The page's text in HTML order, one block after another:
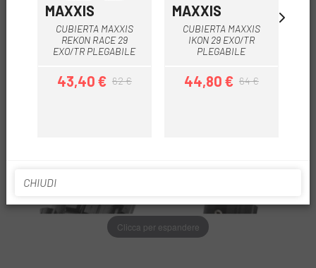
Clicca per espandere
MAXXIS
CUBIERTA MAXXIS
REKON RACE 29
EXO/TR PLEGABILE
Prezzo
43,40 €Prezzo base
62 €
MAXXIS
CUBIERTA MAXXIS
IKON 29 EXO/TR
PLEGABILE
Prezzo
44,80 €Prezzo base
64 €
CHIUDI